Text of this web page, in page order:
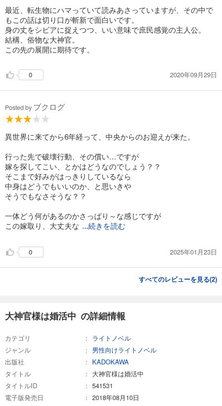
最近、転生物にハマっていて読みあさっていますが、その中で
もこの話は切り口が斬新で面白いです。
身の丈をシビアに捉えつつ、いい意味で庶民感覚の主人公。
結構、俗物な大神官。
この先の展開に期待です。
0 2020年09月29日
Posted by ブクログ
異世界に来てから6年経って、中央からのお迎えが来た。
行った先で破壊行動、その償い…ですが
嫁を探してこい、とかはどうなのでしょう？？
そこまで好みがはっきりしているなら
中身はどうでもいいのか、と思いきや
そうでもなさそうな？？
一体どう何があるのかさっぱり～な感じですが
この嫁取り、大丈夫な ...続きを読む
0 2025年01月23日
すべてのレビューを見る(2)
大神官様は婚活中 の詳細情報
カテゴリ
ライトノベル
ジャンル
男性向けライトノベル
出版社
KADOKAWA
タイトル
大神官様は婚活中
タイトルID
541531
電子版発売日
2018年08月10日